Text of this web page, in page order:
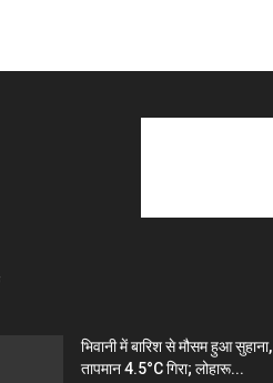
भिवानी में बारिश से मौसम हुआ सुहाना,
तापमान 4.5°C गिरा; लोहारू...